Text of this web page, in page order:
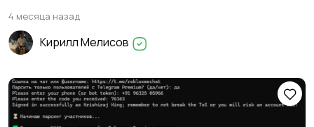
4 месяца назад
Кирилл Мелисов